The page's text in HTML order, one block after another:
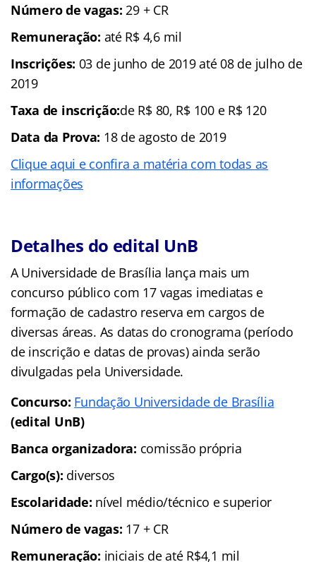
Número de vagas: 29 + CR
Remuneração: até R$ 4,6 mil
Inscrições: 03 de junho de 2019 até 08 de julho de
2019
Taxa de inscrição:de R$ 80, R$ 100 e R$ 120
Data da Prova: 18 de agosto de 2019
Clique aqui e confira a matéria com todas as
informações
Detalhes do edital UnB
A Universidade de Brasília lança mais um
concurso público com 17 vagas imediatas e
formação de cadastro reserva em cargos de
diversas áreas. As datas do cronograma (período
de inscrição e datas de provas) ainda serão
divulgadas pela Universidade.
Concurso: Fundação Universidade de Brasília
(edital UnB)
Banca organizadora: comissão própria
Cargo(s): diversos
Escolaridade: nível médio/técnico e superior
Número de vagas: 17 + CR
Remuneração: iniciais de até R$4,1 mil